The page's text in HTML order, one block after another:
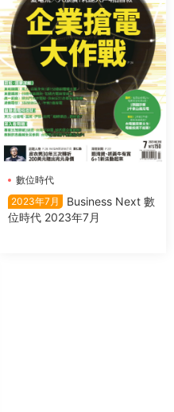
數位時代
2023年7月
Business Next 數
位時代 2023年7月